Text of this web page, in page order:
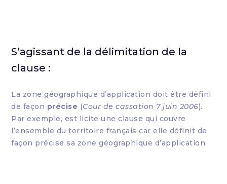
S’agissant de la délimitation de la
clause :
La zone géographique d’application doit être défini
de façon précise (Cour de cassation 7 juin 2006).
Par exemple, est licite une clause qui couvre
l’ensemble du territoire français car elle définit de
façon précise sa zone géographique d’application.